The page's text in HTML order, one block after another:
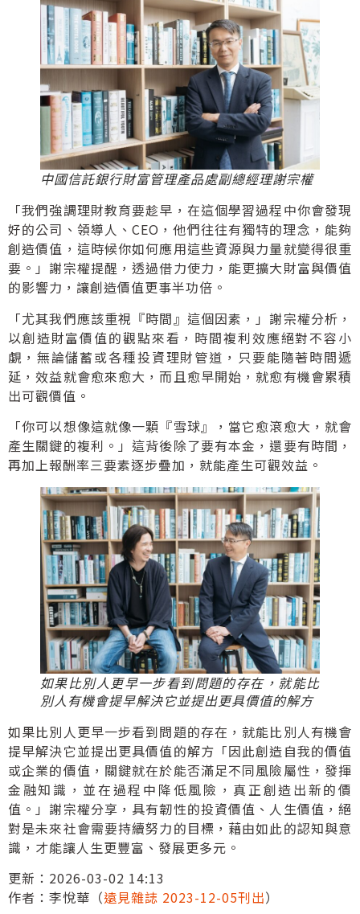
中國信託銀行財富管理產品處副總經理謝宗權
「我們強調理財教育要趁早，在這個學習過程中你會發現
好的公司、領導人、CEO，他們往往有獨特的理念，能夠
創造價值，這時候你如何應用這些資源與力量就變得很重
要。」謝宗權提醒，透過借力使力，能更擴大財富與價值
的影響力，讓創造價值更事半功倍。
「尤其我們應該重視『時間』這個因素，」謝宗權分析，
以創造財富價值的觀點來看，時間複利效應絕對不容小
覷，無論儲蓄或各種投資理財管道，只要能隨著時間遞
延，效益就會愈來愈大，而且愈早開始，就愈有機會累積
出可觀價值。
「你可以想像這就像一顆『雪球』，當它愈滾愈大，就會
產生關鍵的複利。」這背後除了要有本金，還要有時間，
再加上報酬率三要素逐步疊加，就能產生可觀效益。
如果比別人更早一步看到問題的存在，就能比
別人有機會提早解決它並提出更具價值的解方
如果比別人更早一步看到問題的存在，就能比別人有機會
提早解決它並提出更具價值的解方「因此創造自我的價值
或企業的價值，關鍵就在於能否滿足不同風險屬性，發揮
金融知識，並在過程中降低風險，真正創造出新的價
值。」謝宗權分享，具有韌性的投資價值、人生價值，絕
對是未來社會需要持續努力的目標，藉由如此的認知與意
識，才能讓人生更豐富、發展更多元。
更新：2026-03-02 14:13
作者：李悅華（遠見雜誌 2023-12-05刊出）